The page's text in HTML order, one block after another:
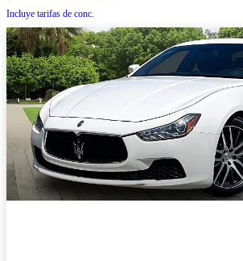
Incluye tarifas de conc.